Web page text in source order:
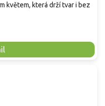
květem, která drží tvar i bez